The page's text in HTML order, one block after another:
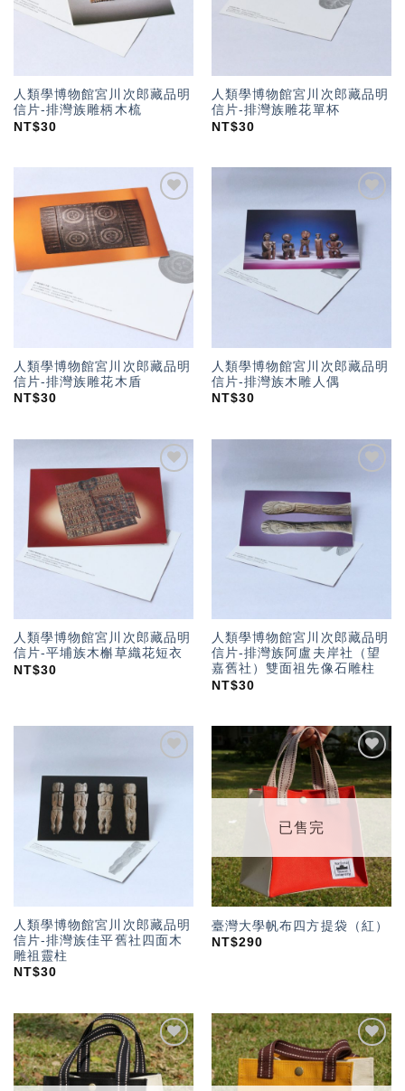
人類學博物館宮川次郎藏品明
信片-排灣族雕柄木梳
NT$30
人類學博物館宮川次郎藏品明
信片-排灣族雕花單杯
NT$30
望輕
單」
人類學博物館宮川次郎藏品明
信片-排灣族雕花木盾
NT$30
「願
人類學博物館宮川次郎藏品明
信片-排灣族木雕人偶
NT$30
加入
「願
望輕
單」
人類學博物館宮川次郎藏品明
信片-平埔族木槲草織花短衣
NT$30
人類學博物館宮川次郎藏品明
信片-排灣族阿盧夫岸社（望
嘉舊社）雙面祖先像石雕柱
NT$30
人類學博物館宮川次郎藏品明
信片-排灣族佳平舊社四面木
雕祖靈柱
NT$30
加入
「願
望輕
已售完
臺灣大學帆布四方提袋（紅）
NT$290
加入
「願
望輕
加入
「願
望輕